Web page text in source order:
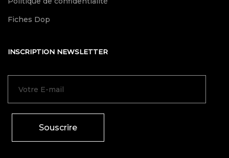
Fiches Dop
INSCRIPTION NEWSLETTER
Souscrire